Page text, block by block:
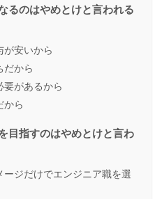
るのはやめとけと言われる
が安いから
だから
要があるから
から
目指すのはやめとけと言わ
ジだけでエンジニア職を選